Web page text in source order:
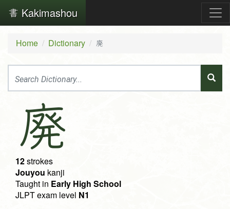
Kakimashou
Home Dictionary 廃
廃
12strokes
Jouyou kanji
Taught in Early High School
JLPT exam level N1